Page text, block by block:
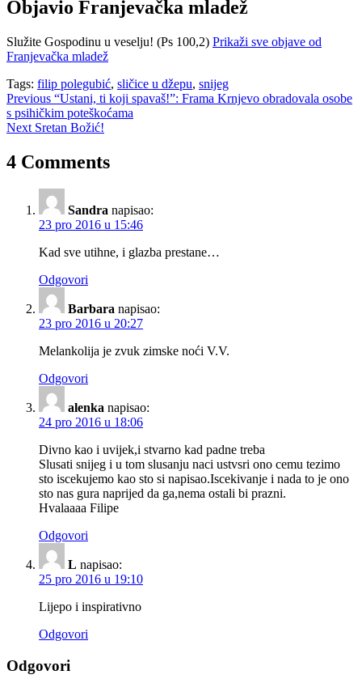
Objavio Franjevačka mladež
Služite Gospodinu u veselju! (Ps 100,2) Prikaži sve objave od
Franjevačka mladež
Tags: filip polegubić, sličice u džepu, snijeg
Navigacija
objava
Previous “Ustani, ti koji spavaš!”: Frama Krnjevo obradovala osobe
s psihičkim poteškoćama
Next Sretan Božić!
4 Comments
Sandra napisao:
23 pro 2016 u 15:46
Kad sve utihne, i glazba prestane…
Odgovori
Barbara napisao:
23 pro 2016 u 20:27
Melankolija je zvuk zimske noći V.V.
Odgovori
alenka napisao:
24 pro 2016 u 18:06
Divno kao i uvijek,i stvarno kad padne treba
Slusati snijeg i u tom slusanju naci ustvsri ono cemu tezimo
sto iscekujemo kao sto si napisao.Iscekivanje i nada to je ono
sto nas gura naprijed da ga,nema ostali bi prazni.
Hvalaaaa Filipe
Odgovori
L napisao:
25 pro 2016 u 19:10
Lijepo i inspirativno
Odgovori
Odgovori